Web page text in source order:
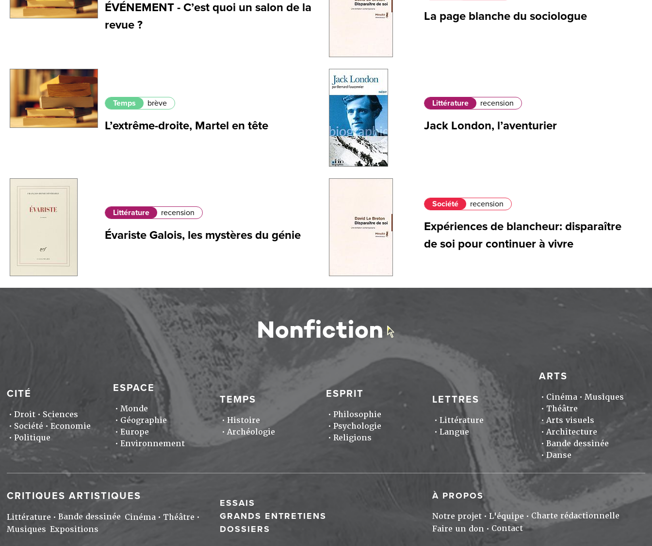
ÉVÉNEMENT - C’est quoi un salon de la
revue ?
La page blanche du sociologue
Temps brève
L’extrême-droite, Martel en tête
Littérature recension
Jack London, l’aventurier
Littérature recension
Évariste Galois, les mystères du génie
Société recension
Expériences de blancheur: disparaître
de soi pour continuer à vivre
CITÉ
Droit
Sciences
Société
Economie
Politique
ESPACE
Monde
Géographie
Europe
Environnement
TEMPS
Histoire
Archéologie
ESPRIT
Philosophie
Psychologie
Religions
LETTRES
Littérature
Langue
ARTS
Cinéma
Musiques
Théâtre
Arts visuels
Architecture
Bande dessinée
Danse
CRITIQUES ARTISTIQUES
Littérature Bande dessinée Cinéma
Théâtre
Musiques Expositions
ESSAIS
GRANDS ENTRETIENS
DOSSIERS
À PROPOS
Notre projet L'équipe
Charte rédactionnelle
Faire un don
Contact